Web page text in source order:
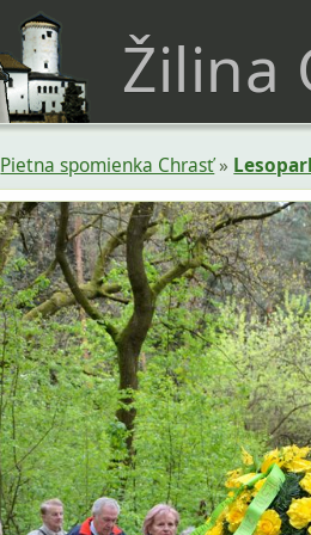
Žilina
Pietna spomienka Chrasť»